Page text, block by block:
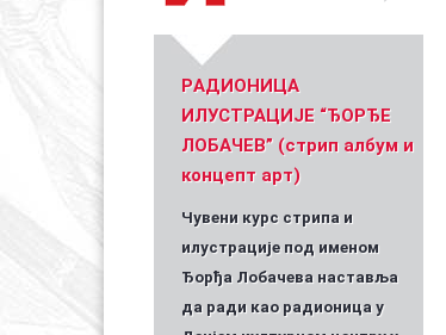
PАДИОНИЦА
ИЛУСТРАЦИЈЕ “ЂОРЂЕ
ЛОБАЧЕВ” (стрип албум и
концепт арт)
Чувени курс стрипа и
илустрације под именом
Ђорђа Лобачева наставља
да ради као радионица у